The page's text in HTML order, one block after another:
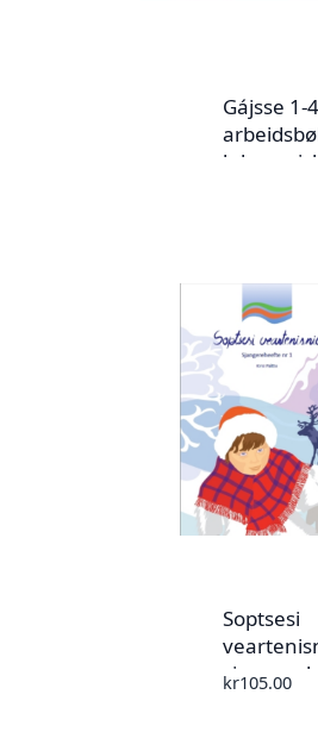
Gájsse 1-4
lulesamisk
Soptsesi
kr105.00